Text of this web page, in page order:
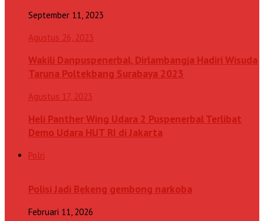
September 11, 2023
Agustus 26, 2023
Wakili Danpuspenerbal, Dirlambangja Hadiri Wisuda
Taruna Poltekbang Surabaya 2023
Agustus 17, 2023
Heli Panther Wing Udara 2 Puspenerbal Terlibat
Demo Udara HUT RI di Jakarta
Polri
Polisi Jadi Bekeng gembong narkoba
Februari 11, 2026